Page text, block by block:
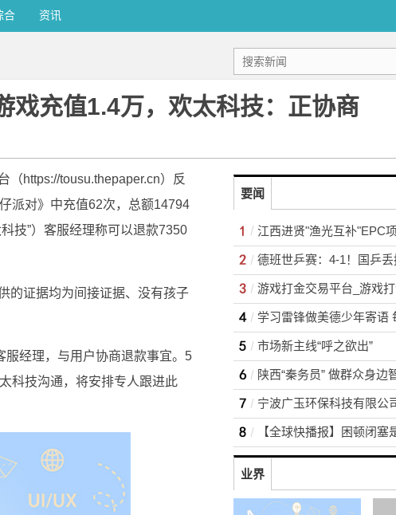
合 资讯
戏充值1.4万，欢太科技：正协商
（https://tousu.thepaper.cn）反
派对》中充值62次，总额14794
技”）客服经理称可以退款7350
的证据均为间接证据、没有孩子
服经理，与用户协商退款事宜。5
科技沟通，将安排专人跟进此
要闻
江西进贤"渔光互补"EPC
游戏打金交易平台_游戏
学习雷锋做美德少年寄语
市场新主线“呼之欲出”
宁波广玉环保科技有限公
【全球快播报】困顿闭塞
业界